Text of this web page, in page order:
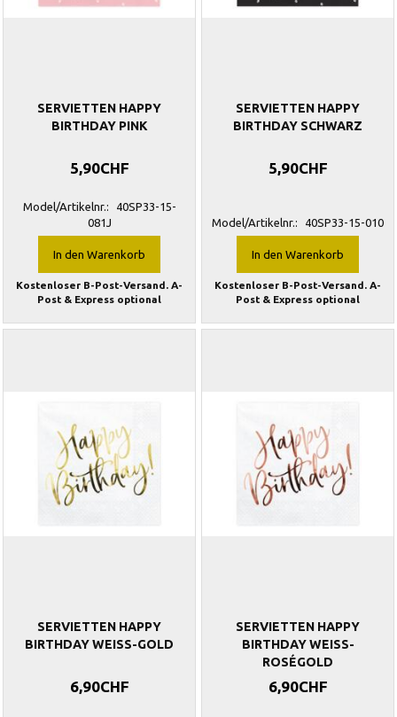
SERVIETTEN HAPPY
BIRTHDAY PINK
5,90CHF
Model/Artikelnr.:
40SP33-15-
081J
In den Warenkorb
Kostenloser B-Post-Versand. A-
Post & Express optional
SERVIETTEN HAPPY
BIRTHDAY SCHWARZ
5,90CHF
Model/Artikelnr.: 40SP33-15-010
In den Warenkorb
Kostenloser B-Post-Versand. A-
Post & Express optional
SERVIETTEN HAPPY
BIRTHDAY WEISS-GOLD
6,90CHF
SERVIETTEN HAPPY
BIRTHDAY WEISS-
ROSÉGOLD
6,90CHF